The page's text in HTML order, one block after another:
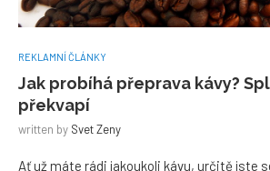
REKLAMNÍ ČLÁNKY
Jak probíhá přeprava kávy?
překvapí
written by Svet Zeny
Ať už máte rádi jakoukoli kávu, určitě jste